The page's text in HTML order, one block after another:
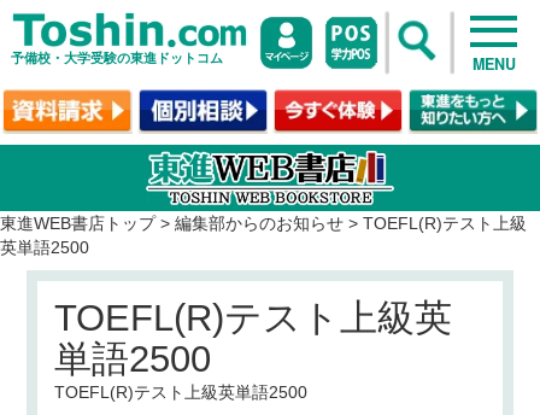
予備校・大学受験の東進ドットコム MENU
東進WEB書店トップ> 編集部からのお知らせ > TOEFL(R)テスト上級
英単語2500
TOEFL(R)テスト上級英
単語2500
TOEFL(R)テスト上級英単語2500